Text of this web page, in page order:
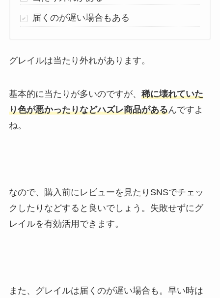
届くのが遅い場合もある
グレイルは当たり外れがあります。
基本的に当たりが多いのですが、 稀に壊れていた
り色が悪かったりなどハズレ商品があるんですよ
ね。
なので、購入前にレビューを見たりSNSでチェッ
クしたりなどすると良いでしょう。失敗せずにグ
レイルを有効活用できます。
また、グレイルは届くのが遅い場合も。早い時は